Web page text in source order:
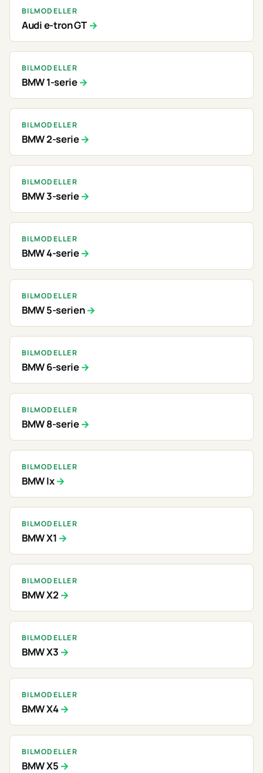
BILMODELLER
Audi e-tron GT
BILMODELLER
BMW 1-serie
BILMODELLER
BMW 2-serie
BILMODELLER
BMW 3-serie
BILMODELLER
BMW 4-serie
BILMODELLER
BMW 5-serien
BILMODELLER
BMW 6-serie
BILMODELLER
BMW 8-serie
BILMODELLER
BMW Ix
BILMODELLER
BMW X1
BILMODELLER
BMW X2
BILMODELLER
BMW X3
BILMODELLER
BMW X4
BILMODELLER
BMW X5